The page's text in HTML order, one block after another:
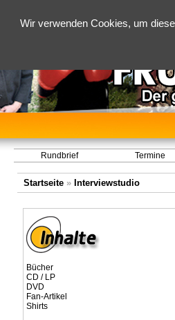
Wir verwenden Cookies, um
Rundbrief Termine
Startseite» Interviewstudio
Bücher
CD / LP
DVD
Fan-Artikel
Shirts